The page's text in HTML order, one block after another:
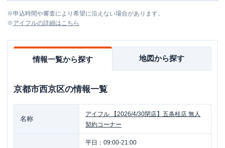
※申込時間や審査により希望に沿えない場合があります。
※アイフルの詳細はこちら
情報一覧から探す 地図から探す
京都市西京区の情報一覧
名称
アイフル
【2026/4/30閉店】五条桂店 無人
契約コーナー
平日： 09:00-21:00